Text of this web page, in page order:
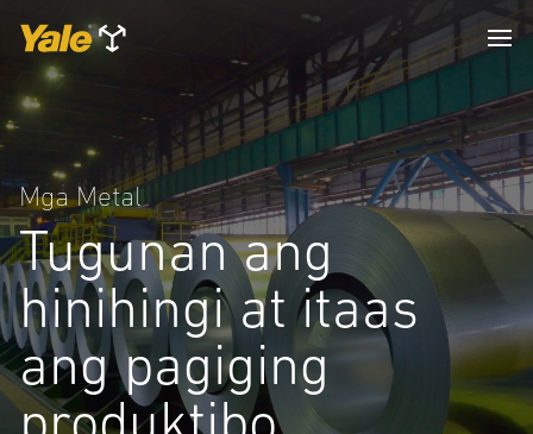
Mga Metal
Tugunan ang
hinihingi at itaas
ang pagiging
produktibo